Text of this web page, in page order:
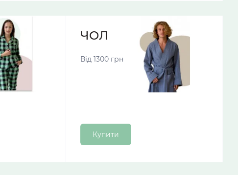
ЧОЛОВІЧІ ХАЛАТИ
Від 1300 грн
Купити